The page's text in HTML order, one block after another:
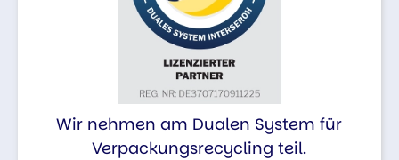
Wir nehmen am Dualen System für
Verpackungsrecycling teil.